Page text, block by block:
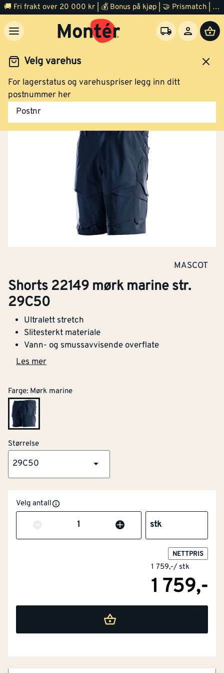
🚚 Fri frakt over 20 000 kr | 💰 Bonus på kjøp | 🤝 Prismatch | ⭐ 100% fornøyd garanti | 🏪 140 byggevarehus
Velg varehus
For lagerstatus og varehuspriser legg inn ditt
postnummer her
Postnr
og verneutstyr
MASCOT
Shorts 22149 mørk marine str.
29C50
Ultralett stretch
Slitesterkt materiale
Vann- og smussavvisende overflate
Les mer
Farge: Mørk marine
Størrelse
29C50
Velg antall
Antall stk
NETTPRIS
1 759,-/ stk
1 759,-
Artikkelnummer
Ultralett stretch